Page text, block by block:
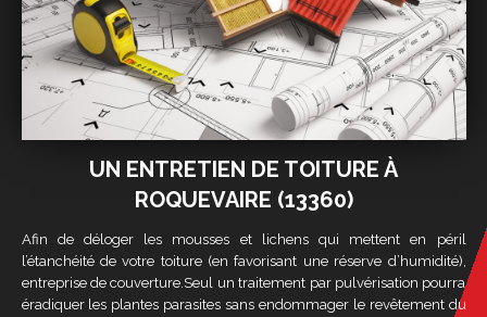
UN ENTRETIEN DE TOITURE À
ROQUEVAIRE (13360)
Afin de déloger les mousses et lichens qui mettent en péril
l’étanchéité de votre toiture (en favorisant une réserve d’humidité),
entreprise de couverture.Seul un traitement par pulvérisation pourra
éradiquer les plantes parasites sans endommager le revêtement du